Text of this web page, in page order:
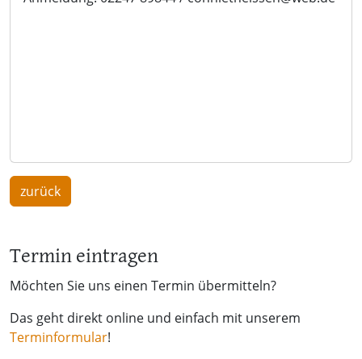
zurück
Termin eintragen
Möchten Sie uns einen Termin übermitteln?
Das geht direkt online und einfach mit unserem
Terminformular!